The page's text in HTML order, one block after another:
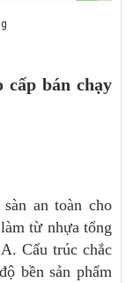
cấp bán chạy
an toàn cho
từ nhựa tổng
Cấu trúc chắc
bền sản phẩm